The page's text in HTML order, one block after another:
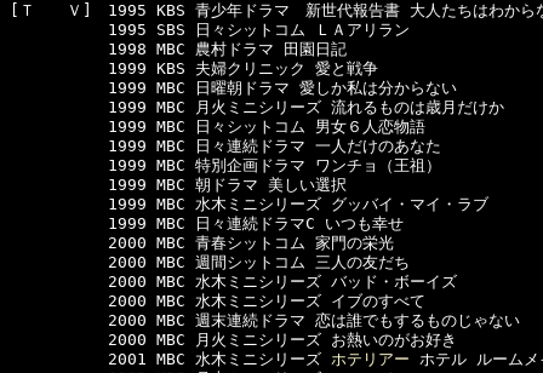
[Ｔ　　Ｖ]　1995 KBS 青少年ドラマ　新世代報告書 大人たちはわから
  　　　　　1995 SBS 日々シットコム ＬＡアリラン
  　　　　　1998 MBC 農村ドラマ 田園日記
  　　　　　1999 KBS 夫婦クリニック 愛と戦争
  　　　　　1999 MBC 日曜朝ドラマ 愛しか私は分からない
  　　　　　1999 MBC 月火ミニシリーズ 流れるものは歳月だけか
  　　　　　1999 MBC 日々シットコム 男女６人恋物語
  　　　　　1999 MBC 日々連続ドラマ 一人だけのあなた
  　　　　　1999 MBC 特別企画ドラマ ワンチョ（王祖）
  　　　　　1999 MBC 朝ドラマ 美しい選択
  　　　　　1999 MBC 水木ミニシリーズ グッバイ・マイ・ラブ
  　　　　　1999 MBC 日々連続ドラマC いつも幸せ
  　　　　　2000 MBC 青春シットコム 家門の栄光
  　　　　　2000 MBC 週間シットコム 三人の友だち
  　　　　　2000 MBC 水木ミニシリーズ バッド・ボーイズ
  　　　　　2000 MBC 水木ミニシリーズ イブのすべて
  　　　　　2000 MBC 週末連続ドラマ 恋は誰でもするものじゃない
  　　　　　2000 MBC 月火ミニシリーズ お熱いのがお好き
  　　　　　2001 MBC 水木ミニシリーズ
ホテリアー ホテル ルームメ